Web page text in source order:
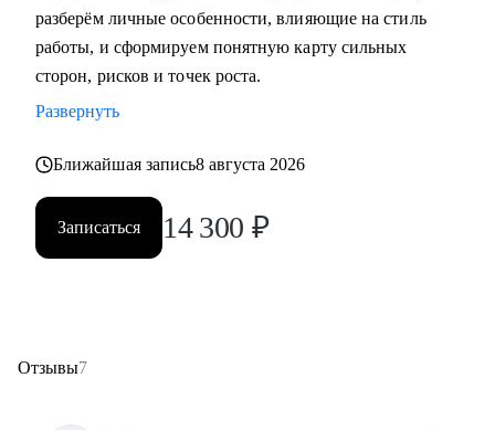
разберём личные особенности, влияющие на стиль
работы, и сформируем понятную карту сильных
сторон, рисков и точек роста.
Развернуть
Ближайшая запись8 августа 2026
Записаться 14 300 ₽
Отзывы7